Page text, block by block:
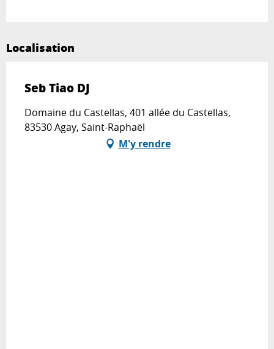
Localisation
Seb Tiao DJ
Domaine du Castellas, 401 allée du Castellas,
83530 Agay, Saint-Raphaël
M'y rendre